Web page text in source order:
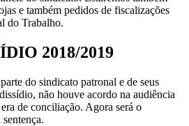
e também pedidos de fiscalizações
do Trabalho.
2018/2019
do sindicato patronal e de seus
não houve acordo na audiência
de conciliação. Agora será o